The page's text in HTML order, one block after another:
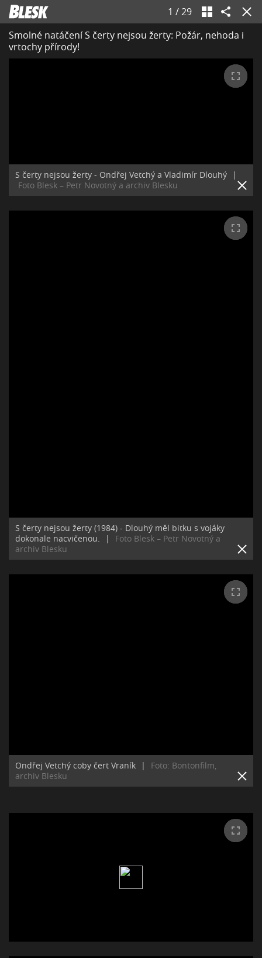
1 /29
Smolné natáčení S čerty nejsou žerty: Požár, nehoda i
vrtochy přírody!
S čerty nejsou žerty - Ondřej Vetchý a Vladimír Dlouhý
|
Foto Blesk – Petr Novotný a archiv Blesku
S čerty nejsou žerty (1984) - Dlouhý měl bitku s vojáky
dokonale nacvičenou.
|
Foto Blesk – Petr Novotný a
archiv Blesku
Ondřej Vetchý coby čert Vraník |
Foto: Bontonfilm,
archiv Blesku